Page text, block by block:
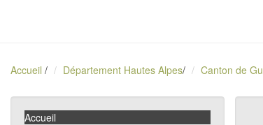
Accueil / Département Hautes Alpes/ Canton de
Accueil